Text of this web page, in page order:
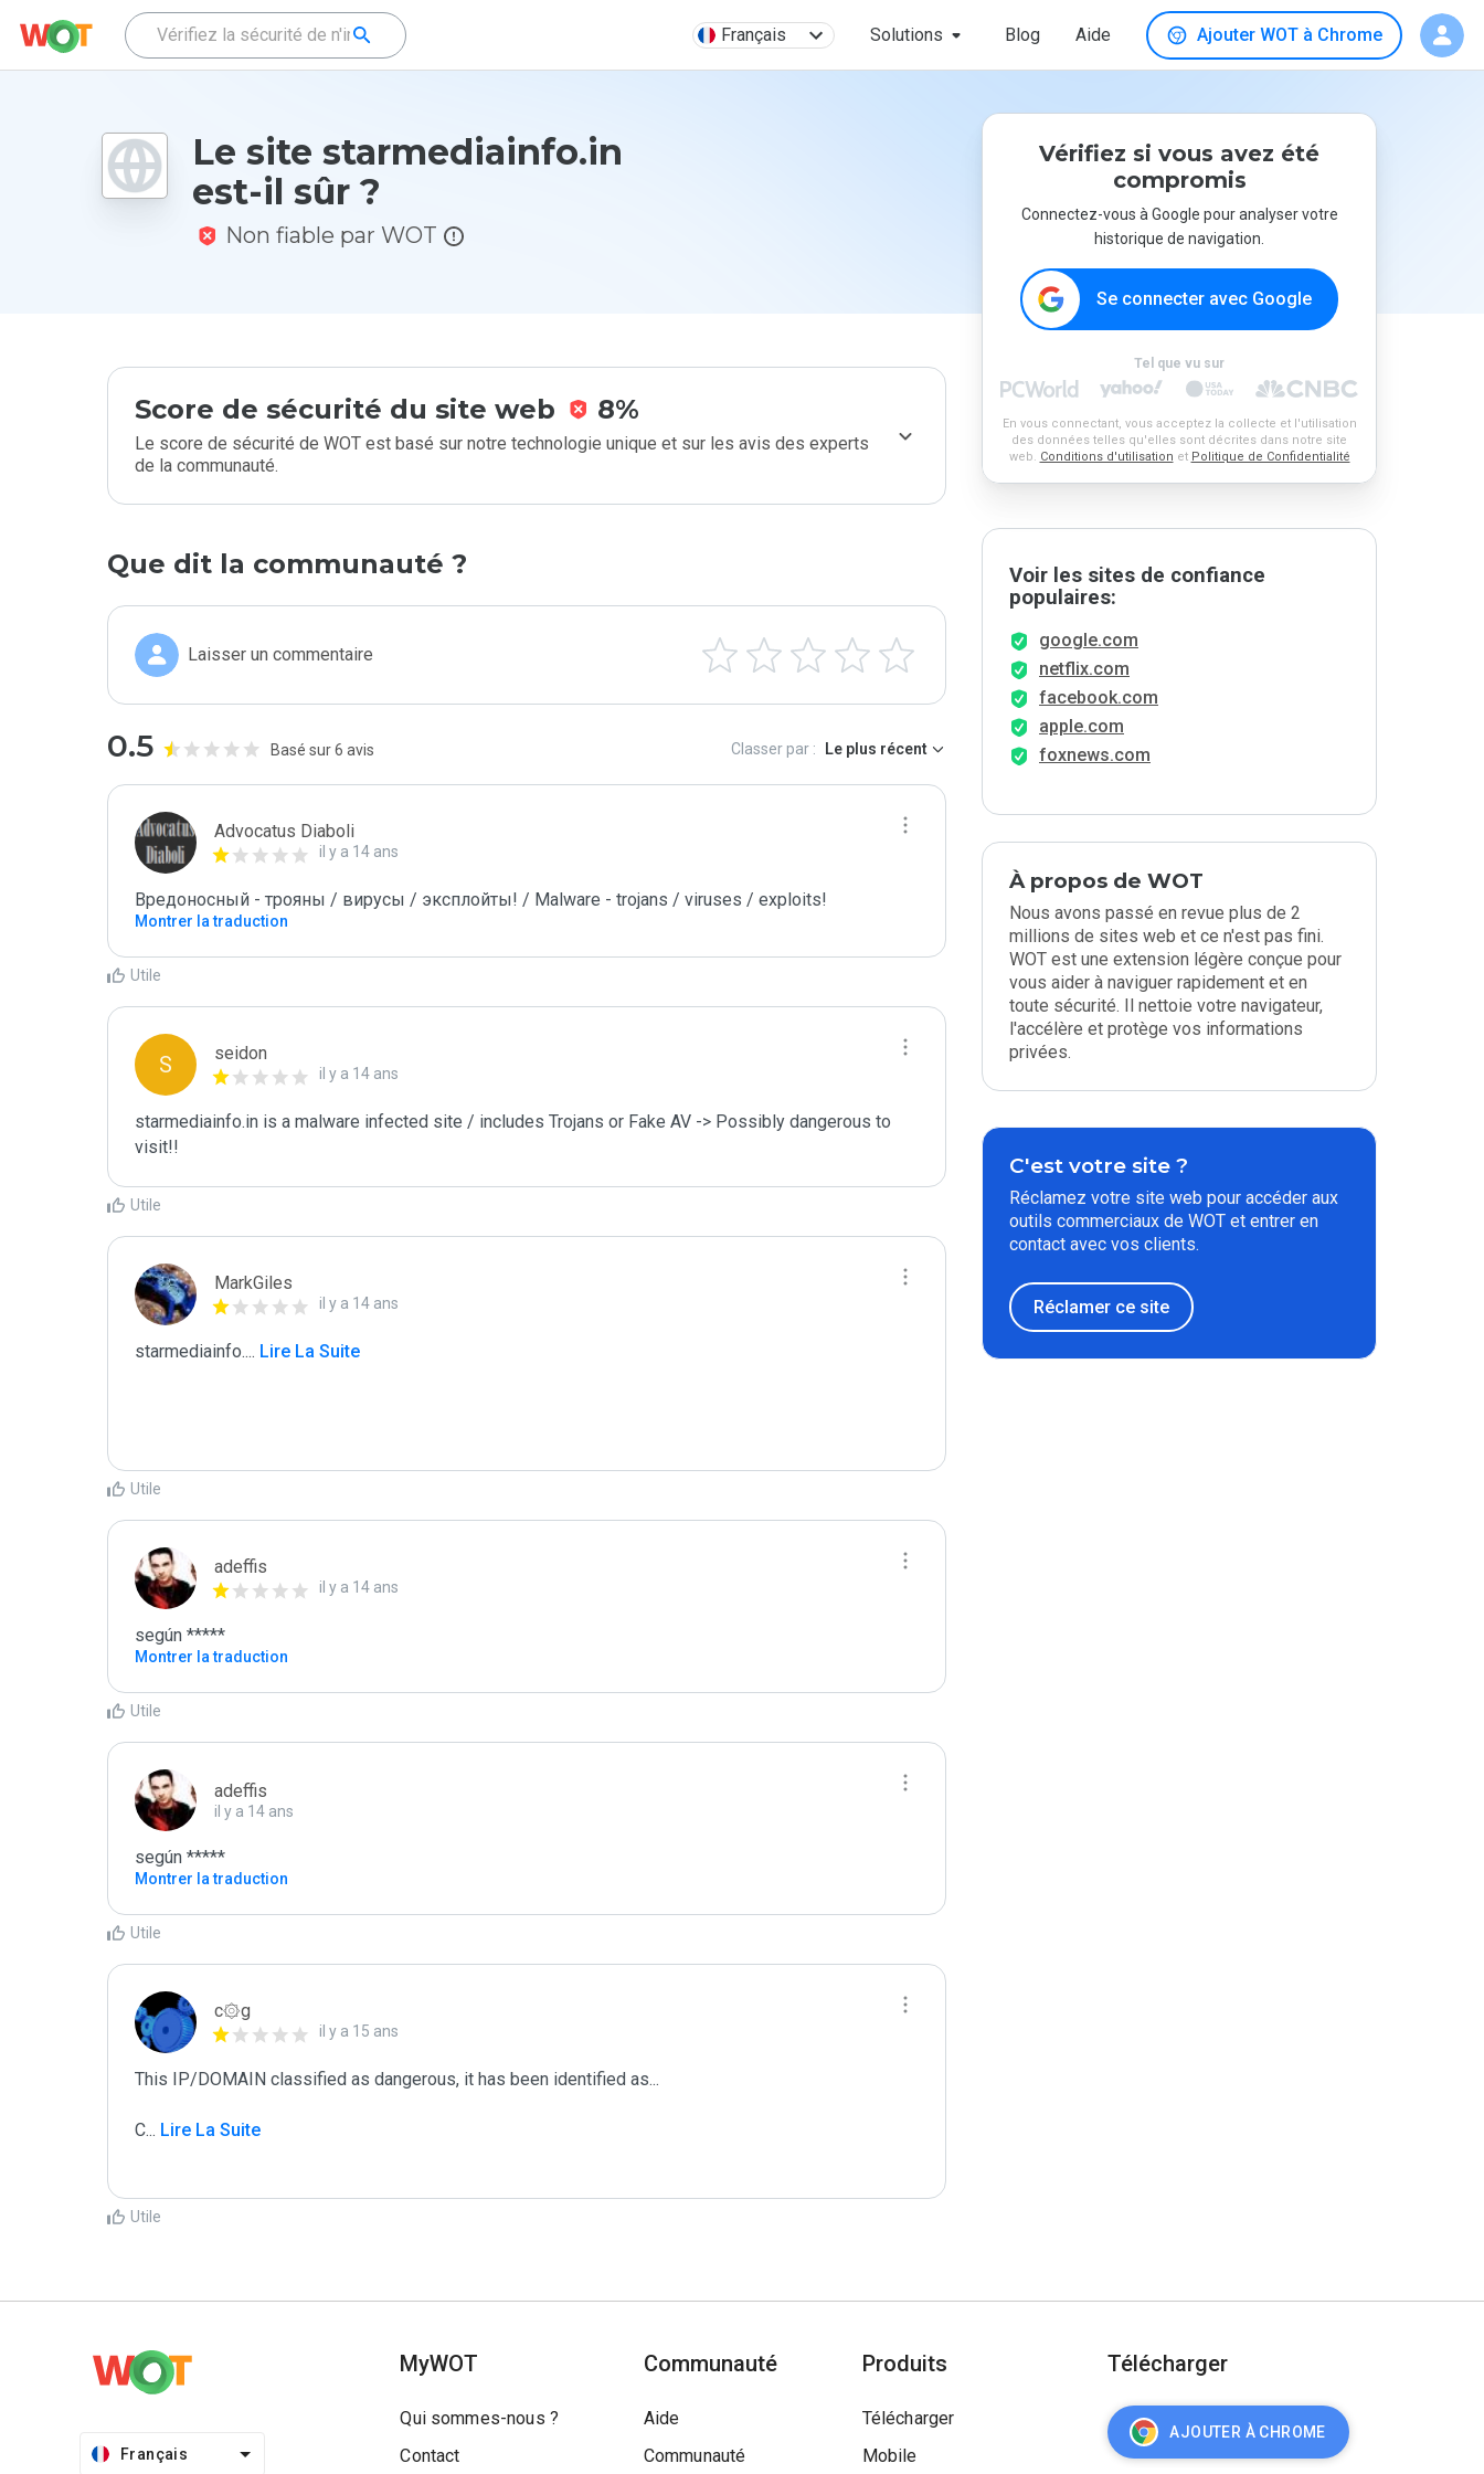
Français Solutions Blog Aide Ajouter WOT à Chrome
Le site starmediainfo.in
est-il sûr ?
Non fiable par WOT
Score de sécurité du site web 8%
Le score de sécurité de WOT est basé sur notre technologie unique et sur les avis des experts
de la communauté.
Que dit la communauté ?
Laisser un commentaire
0.5 Basé sur 6 avis Classer par : Le plus récent
Advocatus Diaboli
il y a 14 ans
Вредоносный - трояны / вирусы / эксплойты! / Malware - trojans / viruses / exploits!
Montrer la traduction
Utile
S seidon
il y a 14 ans
starmediainfo.in is a malware infected site / includes Trojans or Fake AV -> Possibly dangerous to
visit!!
Utile
MarkGiles
il y a 14 ans
starmediainfo.... Lire La Suite
Utile
adeffis
il y a 14 ans
según *****
Montrer la traduction
Utile
adeffis
il y a 14 ans
según *****
Montrer la traduction
Utile
c۞g
il y a 15 ans
This IP/DOMAIN classified as dangerous, it has been identified as...
C... Lire La Suite
Utile
Vérifiez si vous avez été
compromis
Connectez-vous à Google pour analyser votre
historique de navigation.
Se connecter avec Google
Tel que vu sur
En vous connectant, vous acceptez la collecte et l'utilisation
des données telles qu'elles sont décrites dans notre site
web. Conditions d'utilisation et Politique de Confidentialité
Voir les sites de confiance
populaires:
google.com
netflix.com
facebook.com
apple.com
foxnews.com
À propos de WOT
Nous avons passé en revue plus de 2
millions de sites web et ce n'est pas fini.
WOT est une extension légère conçue pour
vous aider à naviguer rapidement et en
toute sécurité. Il nettoie votre navigateur,
l'accélère et protège vos informations
privées.
C'est votre site ?
Réclamez votre site web pour accéder aux
outils commerciaux de WOT et entrer en
contact avec vos clients.
Réclamer ce site
Français
MyWOT
Qui sommes-nous ?
Contact
Communauté
Aide
Communauté
Produits
Télécharger
Mobile
Télécharger
AJOUTER À CHROME